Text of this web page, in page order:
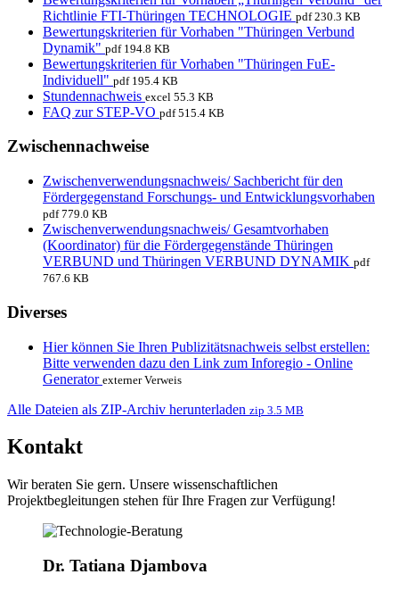
Richtlinie FTI-Thüringen TECHNOLOGIE pdf 230.3 KB
Bewertungskriterien für Vorhaben "Thüringen Verbund
Dynamik" pdf 194.8 KB
Bewertungskriterien für Vorhaben "Thüringen FuE-
Individuell" pdf 195.4 KB
Stundennachweis excel 55.3 KB
FAQ zur STEP-VO pdf 515.4 KB
Zwischennachweise
Zwischenverwendungsnachweis/ Sachbericht für den
Fördergegenstand Forschungs- und Entwicklungsvorhaben
pdf 779.0 KB
Zwischenverwendungsnachweis/ Gesamtvorhaben
(Koordinator) für die Fördergegenstände Thüringen
VERBUND und Thüringen VERBUND DYNAMIK pdf
767.6 KB
Diverses
Hier können Sie Ihren Publizitätsnachweis selbst erstellen:
Bitte verwenden dazu den Link zum Inforegio - Online
Generator externer Verweis
Alle Dateien als ZIP-Archiv herunterladen zip 3.5 MB
Kontakt
Wir beraten Sie gern. Unsere wissenschaftlichen
Projektbegleitungen stehen für Ihre Fragen zur Verfügung!
Dr. Tatiana Djambova